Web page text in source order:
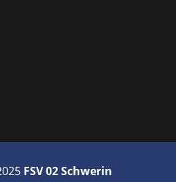
FSV 02 Schwerin